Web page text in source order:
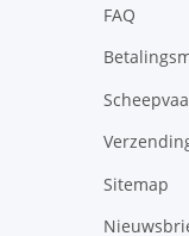
FAQ
Sitemap